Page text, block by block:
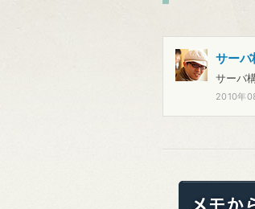
サー
サーバ
2010年